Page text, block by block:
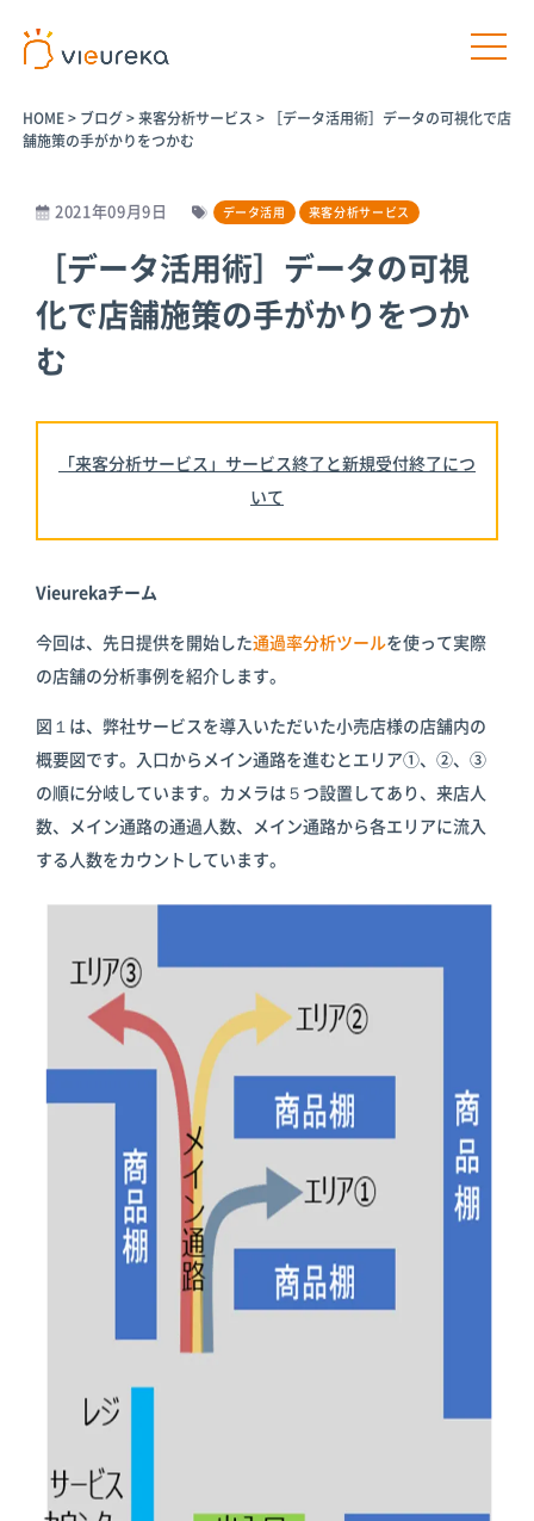
プラットフ
ォームサー
ビス
Vieureka
Vieurekaカ
パートナー
プログラム
覧
品
AIカメラ活用
パートナー
商品
病院
工場
AIカメラ活
用の相談
HOME> ブログ> 来客分析サービス >
［データ活用術］データの可視化で店
舗施策の手がかりをつかむ
2021年09月9日 データ活用 来客分析サービス
［データ活用術］データの可視
化で店舗施策の手がかりをつか
む
「来客分析サービス」サービス終了と新規受付終了につ
いて
Vieurekaチーム
今回は、先日提供を開始した通過率分析ツールを使って実際
の店舗の分析事例を紹介します。
図１は、弊社サービスを導入いただいた小売店様の店舗内の
概要図です。入口からメイン通路を進むとエリア①、②、③
の順に分岐しています。カメラは５つ設置してあり、来店人
数、メイン通路の通過人数、メイン通路から各エリアに流入
する人数をカウントしています。